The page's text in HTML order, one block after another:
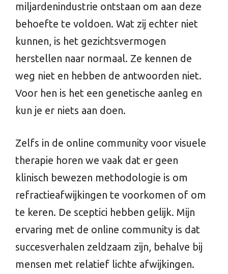
miljardenindustrie ontstaan om aan deze
behoefte te voldoen. Wat zij echter niet
kunnen, is het gezichtsvermogen
herstellen naar normaal. Ze kennen de
weg niet en hebben de antwoorden niet.
Voor hen is het een genetische aanleg en
kun je er niets aan doen.
Zelfs in de online community voor visuele
therapie horen we vaak dat er geen
klinisch bewezen methodologie is om
refractieafwijkingen te voorkomen of om
te keren. De sceptici hebben gelijk. Mijn
ervaring met de online community is dat
succesverhalen zeldzaam zijn, behalve bij
mensen met relatief lichte afwijkingen.